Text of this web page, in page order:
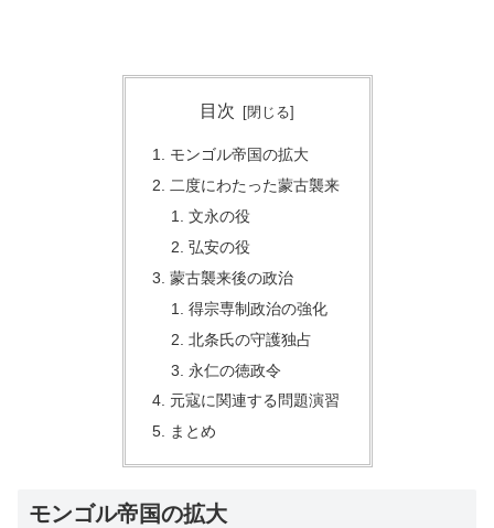
目次
モンゴル帝国の拡大
二度にわたった蒙古襲来
文永の役
弘安の役
蒙古襲来後の政治
得宗専制政治の強化
北条氏の守護独占
永仁の徳政令
元寇に関連する問題演習
まとめ
モンゴル帝国の拡大